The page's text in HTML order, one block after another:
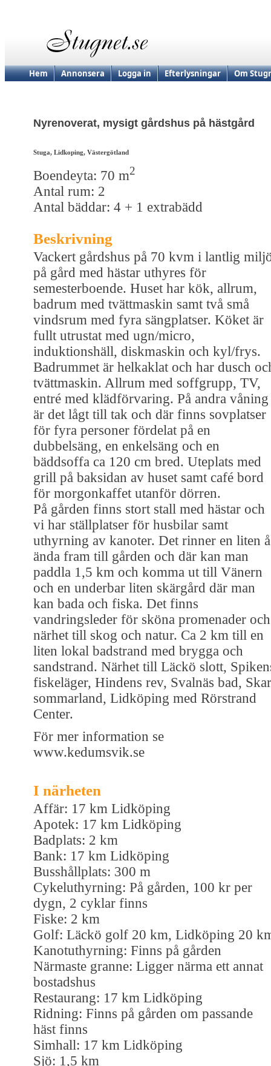
Hem Annonsera Logga in Efterlysningar Om
Nyrenoverat, mysigt gårdshus på hästgård
Stuga, Lidkoping, Västergötland
Boendeyta: 70 m2
Antal rum: 2
Antal bäddar: 4 + 1 extrabädd
Beskrivning
Vackert gårdshus på 70 kvm i lantlig
på gård med hästar uthyres för
semesterboende. Huset har kök, allrum,
badrum med tvättmaskin samt två små
vindsrum med fyra sängplatser. Köket är
fullt utrustat med ugn/micro,
induktionshäll, diskmaskin och kyl/frys.
Badrummet är helkaklat och har dusch
tvättmaskin. Allrum med soffgrupp, TV,
entré med klädförvaring. På andra våning
är det lågt till tak och där finns sovplatser
för fyra personer fördelat på en
dubbelsäng, en enkelsäng och en
bäddsoffa ca 120 cm bred. Uteplats med
grill på baksidan av huset samt café bord
för morgonkaffet utanför dörren.
På gården finns stort stall med hästar och
vi har ställplatser för husbilar samt
uthyrning av kanoter. Det rinner en liten å
ända fram till gården och där kan man
paddla 1,5 km och komma ut till Vänern
och en underbar liten skärgård där man
kan bada och fiska. Det finns
vandringsleder för sköna promenader och
närhet till skog och natur. Ca 2 km till en
liten lokal badstrand med brygga och
sandstrand. Närhet till Läckö slott,
fiskeläger, Hindens rev, Svalnäs bad,
sommarland, Lidköping med Rörstrand
Center.
För mer information se
www.kedumsvik.se
I närheten
Affär: 17 km Lidköping
Apotek: 17 km Lidköping
Badplats: 2 km
Bank: 17 km Lidköping
Busshållplats: 300 m
Cykeluthyrning: På gården, 100 kr per
dygn, 2 cyklar finns
Fiske: 2 km
Golf: Läckö golf 20 km, Lidköping 20
Kanotuthyrning: Finns på gården
Närmaste granne: Ligger närma ett annat
bostadshus
Restaurang: 17 km Lidköping
Ridning: Finns på gården om passande
häst finns
Simhall: 17 km Lidköping
Sjö: 1,5 km